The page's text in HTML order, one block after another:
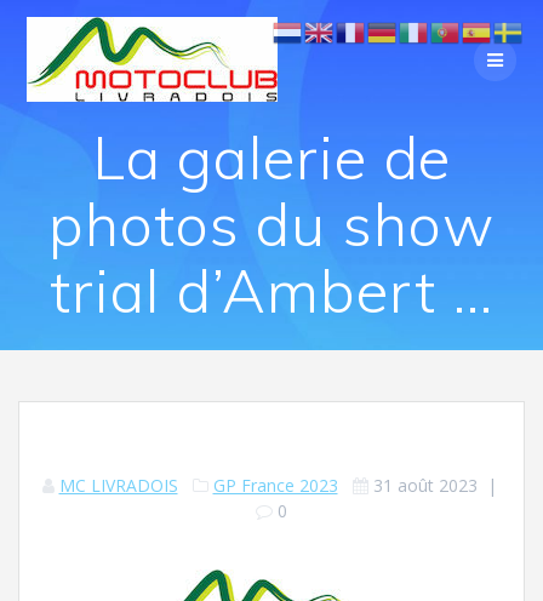
La galerie de
photos du show
trial d’Ambert …
MC LIVRADOIS GP France 2023 31 août 2023 |
0